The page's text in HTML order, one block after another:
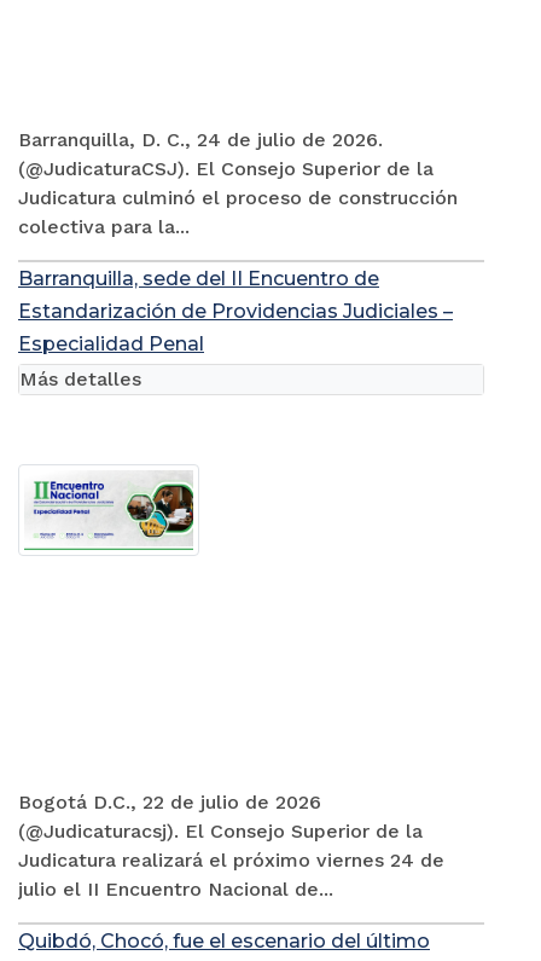
Barranquilla, D. C., 24 de julio de 2026.
(@JudicaturaCSJ). El Consejo Superior de la
Judicatura culminó el proceso de construcción
colectiva para la...
Barranquilla, sede del II Encuentro de
Estandarización de Providencias Judiciales –
Especialidad Penal
Bogotá D.C., 22 de julio de 2026
(@Judicaturacsj). El Consejo Superior de la
Judicatura realizará el próximo viernes 24 de
julio el II Encuentro Nacional de...
Más detalles
Quibdó, Chocó, fue el escenario del último